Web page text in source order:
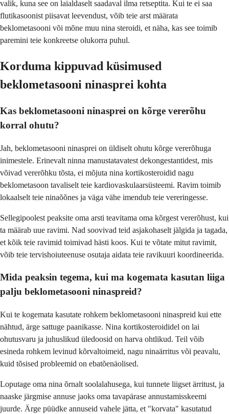
valik, kuna see on laialdaselt saadaval ilma retseptita. Kui te ei saa
flutikasoonist piisavat leevendust, võib teie arst määrata
beklometasooni või mõne muu nina steroidi, et näha, kas see toimib
paremini teie konkreetse olukorra puhul.
Korduma kippuvad küsimused
beklometasooni ninasprei kohta
Kas beklometasooni ninasprei on kõrge vererõhu
korral ohutu?
Jah, beklometasooni ninasprei on üldiselt ohutu kõrge vererõhuga
inimestele. Erinevalt ninna manustatavatest dekongestantidest, mis
võivad vererõhku tõsta, ei mõjuta nina kortikosteroidid nagu
beklometasoon tavaliselt teie kardiovaskulaarsüsteemi. Ravim toimib
lokaalselt teie ninaõõnes ja väga vähe imendub teie vereringesse.
Sellegipoolest peaksite oma arsti teavitama oma kõrgest vererõhust, kui
ta määrab uue ravimi. Nad soovivad teid asjakohaselt jälgida ja tagada,
et kõik teie ravimid toimivad hästi koos. Kui te võtate mitut ravimit,
võib teie tervishoiuteenuse osutaja aidata teie ravikuuri koordineerida.
Mida peaksin tegema, kui ma kogemata kasutan liiga
palju beklometasooni ninaspreid?
Kui te kogemata kasutate rohkem beklometasooni ninaspreid kui ette
nähtud, ärge sattuge paanikasse. Nina kortikosteroididel on lai
ohutusvaru ja juhuslikud üledoosid on harva ohtlikud. Teil võib
esineda rohkem levinud kõrvaltoimeid, nagu ninaärritus või peavalu,
kuid tõsised probleemid on ebatõenäolised.
Loputage oma nina õrnalt soolalahusega, kui tunnete liigset ärritust, ja
naaske järgmise annuse jaoks oma tavapärase annustamisskeemi
juurde. Ärge püüdke annuseid vahele jätta, et "korvata" kasutatud